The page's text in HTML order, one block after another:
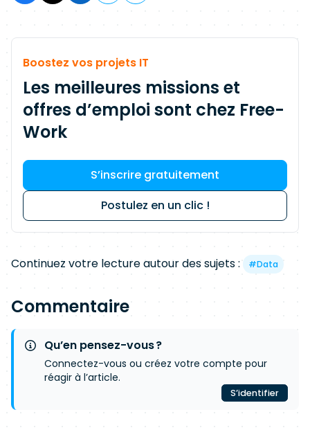
Boostez vos projets IT
Les meilleures missions et
offres d’emploi sont chez Free-
Work
S’inscrire gratuitement
Postulez en un clic !
Continuez votre lecture autour des sujets : #Data
Commentaire
Qu’en pensez-vous ?
Connectez-vous ou créez votre compte pour
réagir à l’article.
S’identifier